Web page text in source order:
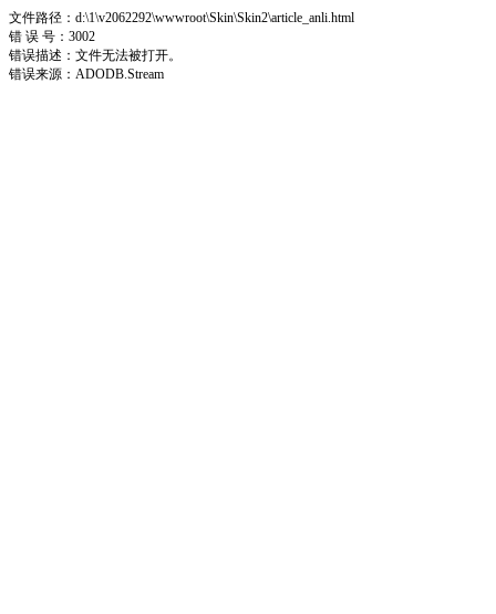
文件路径：d:\1\v2062292\wwwroot\Skin\Skin2\article_anli.html
错 误 号：3002
错误描述：文件无法被打开。
错误来源：ADODB.Stream